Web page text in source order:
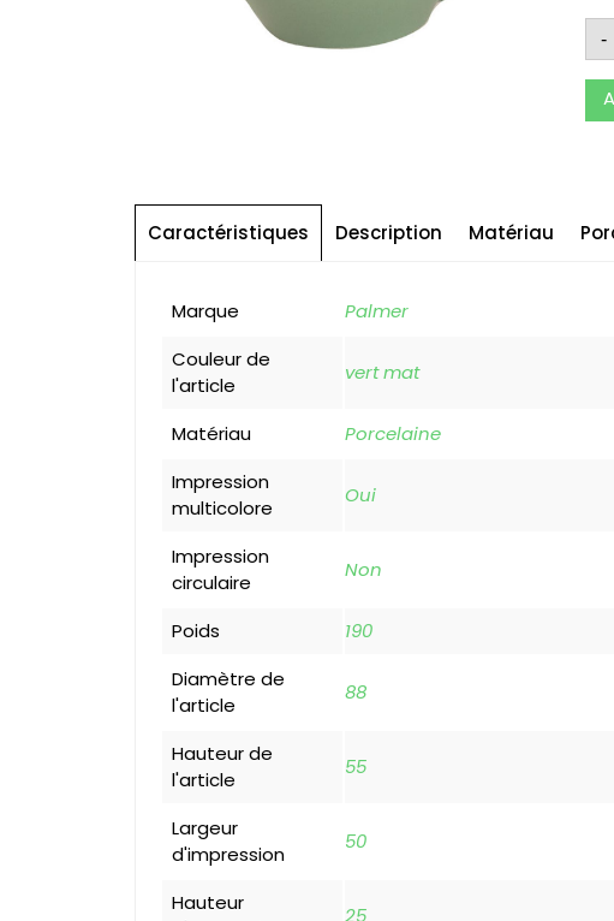
-
Caractéristiques Description Matériau
Marque
Palmer
Couleur de
l'article
vert mat
Matériau
Porcelaine
Impression
multicolore
Oui
Impression
circulaire
Non
Poids
190
Diamètre de
l'article
88
Hauteur de
l'article
55
Largeur
d'impression
50
Hauteur
25